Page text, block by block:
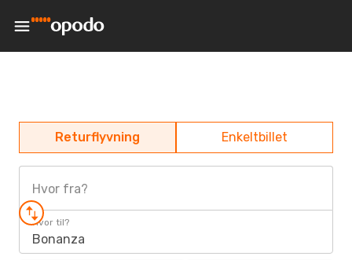
Returflyvning Enkeltbillet
Hvor fra?
Hvor til?
Bonanza